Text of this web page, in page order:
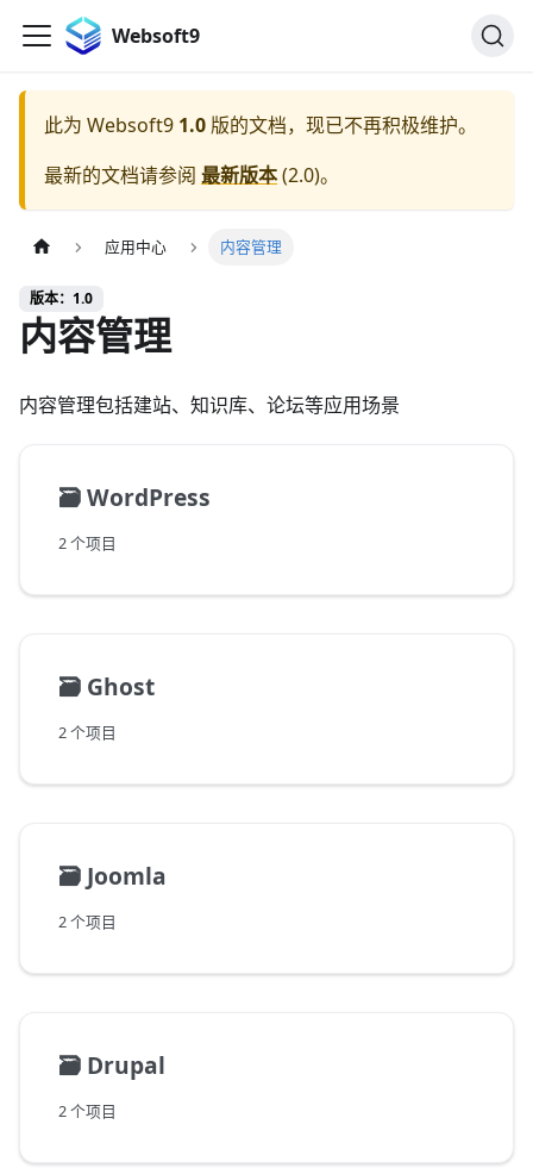
Websoft9
此为 Websoft9 1.0 版的文档，现已不再积极维护。
最新的文档请参阅 最新版本(2.0)。
应用中心 内容管理
版本：1.0
内容管理
内容管理包括建站、知识库、论坛等应用场景
🗃️WordPress
2 个项目
🗃️ Ghost
2 个项目
🗃️ Joomla
2 个项目
🗃️ Drupal
2 个项目